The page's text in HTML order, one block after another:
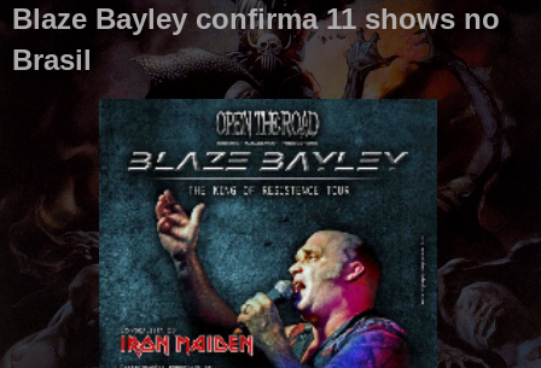
Blaze Bayley confirma 11 shows no
Brasil